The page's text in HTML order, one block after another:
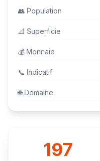
👥 Population
📐 Superficie
💰 Monnaie
📞 Indicatif
🌐Domaine
197